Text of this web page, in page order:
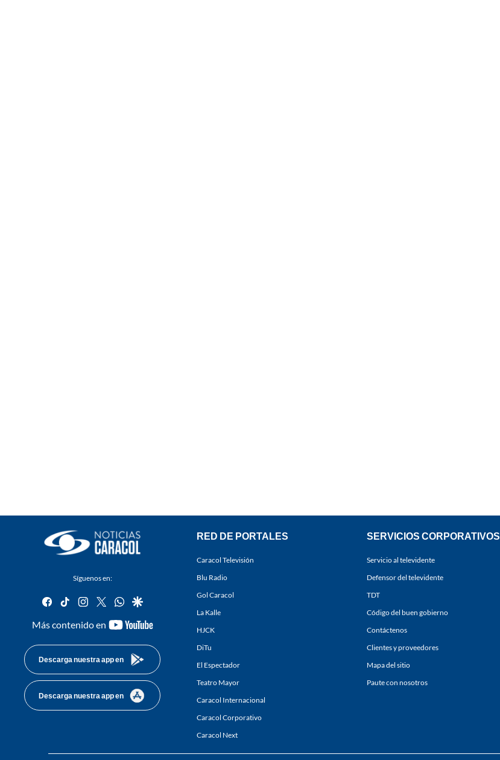
Síguenos en:
facebook
tiktok instagram
twitterwhatsapp
google
Más contenido en
youtube-
Descarga nuestra app en
Descarga nuestra app en
RED DE PORTALES
Caracol Televisión
Blu Radio
Gol Caracol
La Kalle
HJCK
DiTu
El Espectador
Teatro Mayor
Caracol Internacional
Caracol Corporativo
Caracol Next
SERVICIOS CORPORATIVOS
Servicio al televidente
Defensor del televidente
TDT
Código del buen gobierno
Contáctenos
Clientes y proveedores
Mapa del sitio
Paute con nosotros